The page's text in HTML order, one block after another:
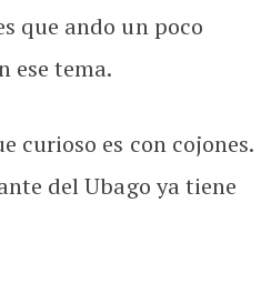
que ando un poco
ese tema.
curioso es con cojones.
del Ubago ya tiene